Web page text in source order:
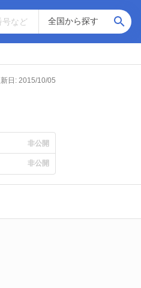
日: 2015/10/05
非公開
非公開